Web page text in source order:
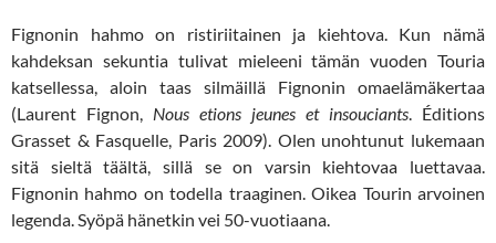
Fignonin hahmo on ristiriitainen ja kiehtova. Kun nämä
kahdeksan sekuntia tulivat mieleeni tämän vuoden Touria
katsellessa, aloin taas silmäillä Fignonin omaelämäkertaa
(Laurent Fignon, Nous etions jeunes et insouciants. Éditions
Grasset & Fasquelle, Paris 2009). Olen unohtunut lukemaan
sitä sieltä täältä, sillä se on varsin kiehtovaa luettavaa.
Fignonin hahmo on todella traaginen. Oikea Tourin arvoinen
legenda. Syöpä hänetkin vei 50-vuotiaana.